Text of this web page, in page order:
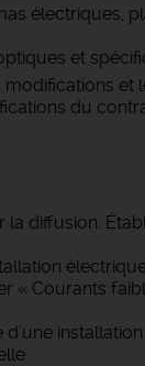
électriques,
et
et
du
la diffusion.
« Courants